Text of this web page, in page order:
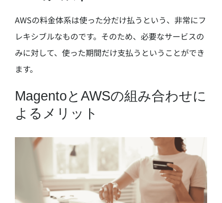
AWSの料金体系は使った分だけ払うという、非常にフ
レキシブルなものです。そのため、必要なサービスの
みに対して、使った期間だけ支払うということができ
ます。
MagentoとAWSの組み合わせに
よるメリット